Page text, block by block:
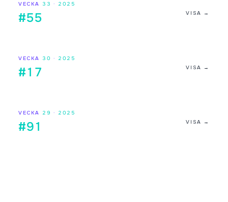
VECKA 33 · 2025
#55 VISA →
VECKA 30 · 2025
#17 VISA →
VECKA 29 · 2025
#91 VISA →